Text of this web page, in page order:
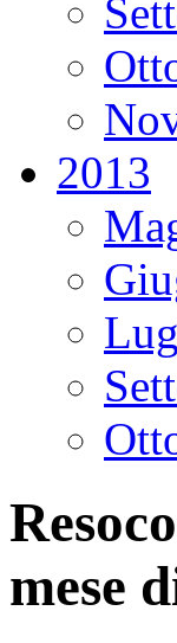
2013
mese